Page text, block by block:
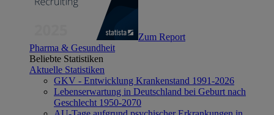
Zum Report
Pharma & Gesundheit
Beliebte Statistiken
Aktuelle Statistiken
GKV - Entwicklung Krankenstand 1991-2026
Lebenserwartung in Deutschland bei Geburt nach
Geschlecht 1950-2070